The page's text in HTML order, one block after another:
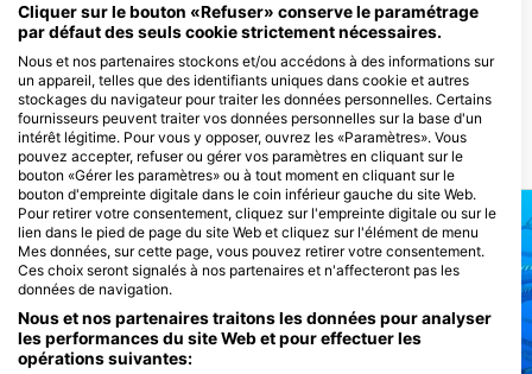
TIKI DIVE
Q04 Quai Patrice Martin, 83240
CAVALAIRE SUR MER, France
SITES DE PLONGÉE À PROXIMITÉ
Cliquer sur le bouton «Refuser» conserve le paramétrage
par défaut des seuls cookie strictement nécessaires.
Nous et nos partenaires stockons et/ou accédons à des informations sur
un appareil, telles que des identifiants uniques dans cookie et autres
stockages du navigateur pour traiter les données personnelles. Certains
fournisseurs peuvent traiter vos données personnelles sur la base d'un
intérêt légitime. Pour vous y opposer, ouvrez les «Paramètres». Vous
pouvez accepter, refuser ou gérer vos paramètres en cliquant sur le
bouton «Gérer les paramètres» ou à tout moment en cliquant sur le
bouton d'empreinte digitale dans le coin inférieur gauche du site Web.
Pour retirer votre consentement, cliquez sur l'empreinte digitale ou sur le
lien dans le pied de page du site Web et cliquez sur l'élément de menu
Mes données, sur cette page, vous pouvez retirer votre consentement.
Ces choix seront signalés à nos partenaires et n'affecteront pas les
données de navigation.
Nous et nos partenaires traitons les données pour analyser
les performances du site Web et pour effectuer les
opérations suivantes: